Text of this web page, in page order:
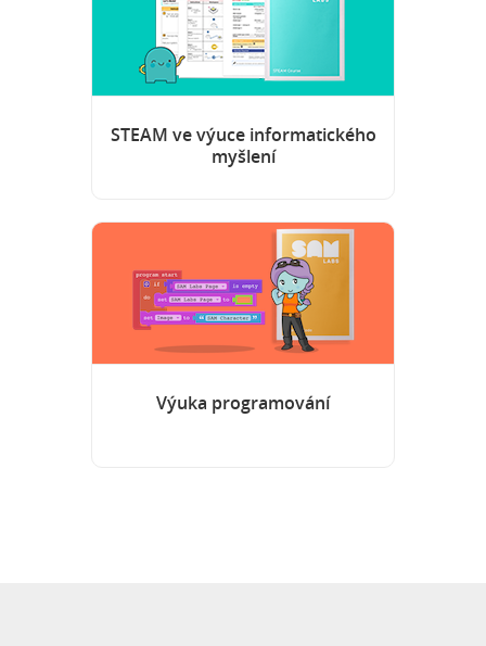
STEAM ve výuce informatického
myšlení
Výuka programování